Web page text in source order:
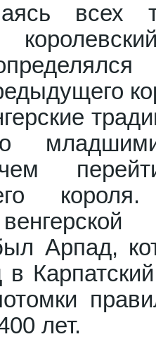
всех
короля.
Арпад,
в
лет.